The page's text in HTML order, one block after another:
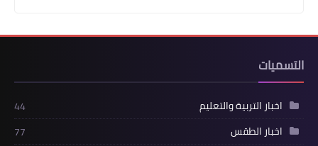
التسميات
اخبار التربية والتعليم
44
اخبار الطقس
77